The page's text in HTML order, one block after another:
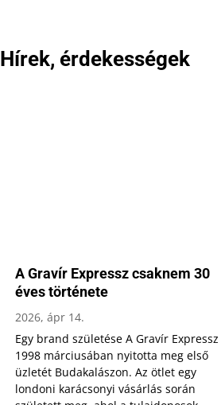
Hírek, érdekességek
A Gravír Expressz csaknem 30
éves története
2026, ápr 14.
Egy brand születése A Gravír Expressz
1998 márciusában nyitotta meg első
üzletét Budakalászon. Az ötlet egy
londoni karácsonyi vásárlás során